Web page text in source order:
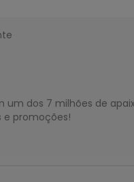
um dos 7 milhões de
e promoções!